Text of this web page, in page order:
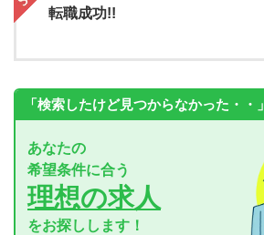
転職成功!!
「検索したけど見つからなかった・・」
あなたの
希望条件に合う
理想の求人
をお探しします！